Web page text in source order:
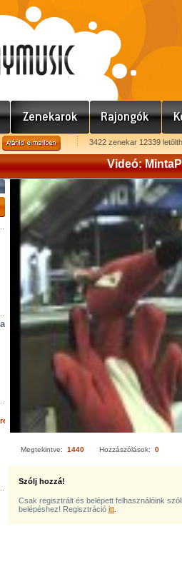
3422 zenekar 12339
Videó:
Megtekintve: 1440 Hozzászólások: 0
Szólj hozzá!
Csak regisztrált és belépett felhasználóink
belépéshez! Regisztráció itt